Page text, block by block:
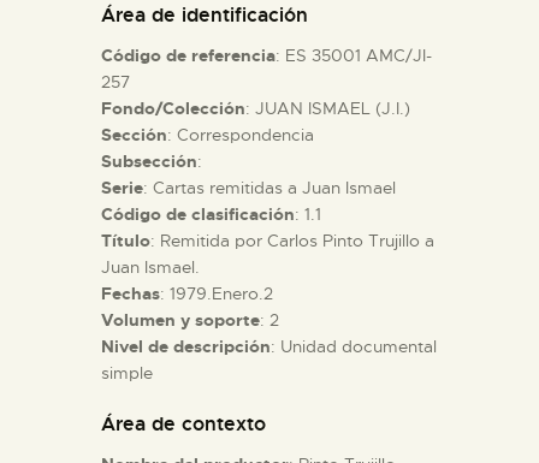
ACTIVIDADES
█
EL MUSEO
COLECCIONES
Área de identificación
Código de referencia: ES 35001 AMC/JI-
257
Fondo/Colección: JUAN ISMAEL (J.I.)
Sección: Correspondencia
Subsección:
Serie: Cartas remitidas a Juan Ismael
Código de clasificación: 1.1
Título: Remitida por Carlos Pinto Trujillo a
Juan Ismael.
Fechas: 1979.Enero.2
Volumen y soporte: 2
Nivel de descripción: Unidad documental
simple
Área de contexto